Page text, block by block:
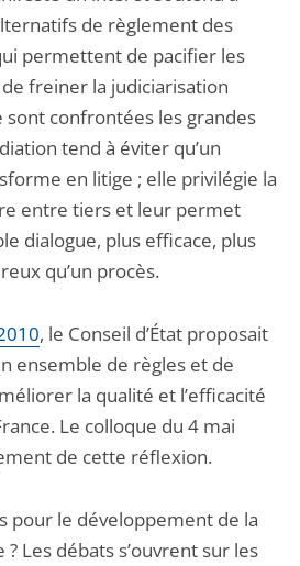
de règlement des
permettent de pacifier les
freiner la judiciarisation
sont confrontées les grandes
tend à éviter qu’un
en litige ; elle privilégie la
entre tiers et leur permet
dialogue, plus efficace, plus
qu’un procès.
, le Conseil d’État proposait
ensemble de règles et de
la qualité et l’efficacité
Le colloque du 4 mai
de cette réflexion.
pour le développement de la
Les débats s’ouvrent sur les